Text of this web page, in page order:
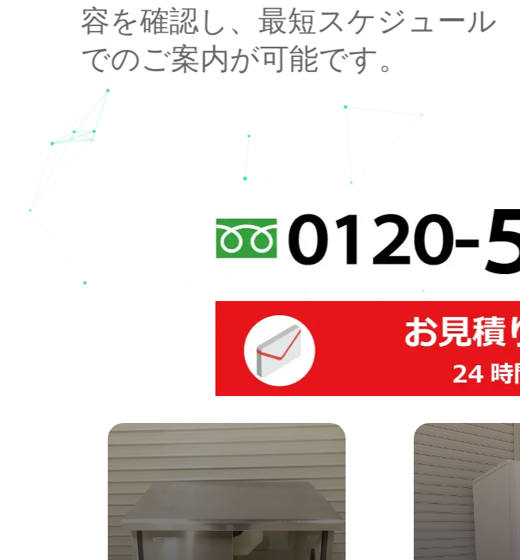
容を確認し、最短スケジュール
でのご案内が可能です。